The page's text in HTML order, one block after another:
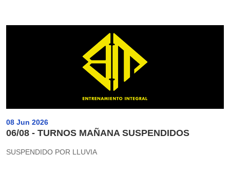
08 Jun 2026
06/08 - TURNOS MAÑANA SUSPENDIDOS
SUSPENDIDO POR LLUVIA